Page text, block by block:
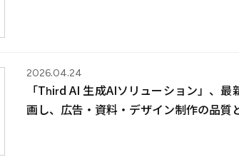
2026.04.24
「Third AI 生成AIソリューション」、
画し、広告・資料・デザイン制作の品質